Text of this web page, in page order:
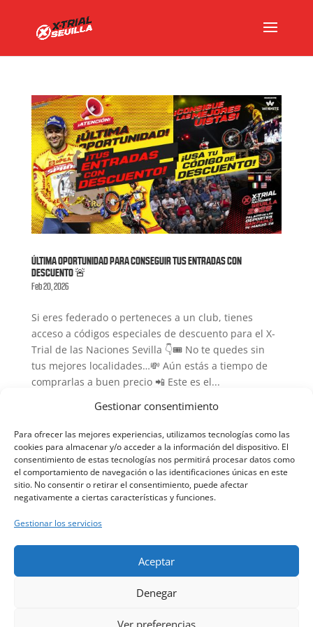
Gestionar consentimiento
Para ofrecer las mejores experiencias, utilizamos tecnologías como las
cookies para almacenar y/o acceder a la información del dispositivo. El
consentimiento de estas tecnologías nos permitirá procesar datos como
el comportamiento de navegación o las identificaciones únicas en este
sitio. No consentir o retirar el consentimiento, puede afectar
negativamente a ciertas características y funciones.
Gestionar los servicios
Aceptar
Denegar
Ver preferencias
ÚLTIMA OPORTUNIDAD PARA CONSEGUIR TUS ENTRADAS CON
DESCUENTO 🚨
Feb 20, 2026
Si eres federado o perteneces a un club, tienes
acceso a códigos especiales de descuento para el X-
Trial de las Naciones Sevilla 👇🎟️ No te quedes sin
tus mejores localidades…💸 Aún estás a tiempo de
comprarlas a buen precio 📲 Este es el...
Haz clic en «Estoy de acuerdo» para
activar Twitter